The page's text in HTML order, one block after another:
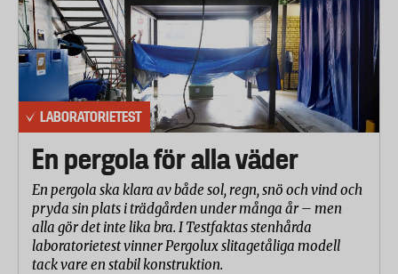
LABORATORIETEST
En pergola för alla väder
En pergola ska klara av både sol, regn, snö och vind och
pryda sin plats i trädgården under många år – men
alla gör det inte lika bra. I Testfaktas stenhårda
laboratorietest vinner Pergolux slitagetåliga modell
tack vare en stabil konstruktion.